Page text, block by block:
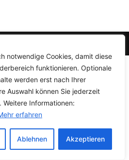
notwendige Cookies, damit diese
funktionieren. Optionale
werden erst nach Ihrer
Auswahl können Sie jederzeit
Informationen:
erfahren
Ablehnen Akzeptieren